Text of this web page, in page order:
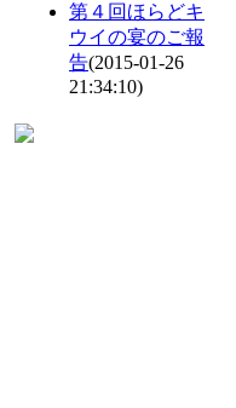
第４回ほらどキ
ウイの宴のご報
告(2015-01-26
21:34:10)